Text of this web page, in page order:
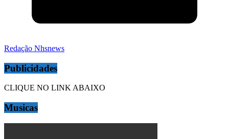
Redação Nhsnews
Publicidades
CLIQUE NO LINK ABAIXO
Musicas